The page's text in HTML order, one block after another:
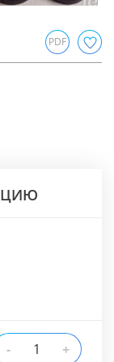
PDF
- +